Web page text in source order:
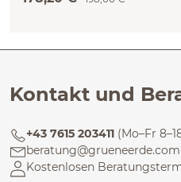
Kontakt und
+43 7615 203411 (Mo–Fr
beratung@grueneerde.com
Kostenlosen